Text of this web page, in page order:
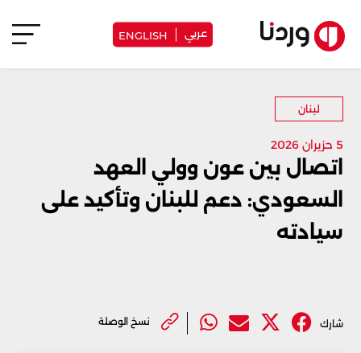
عربي ENGLISH
لبنان
5 حزيران 2026
اتصال بين عون وولي العهد
السعودي: دعم للبنان وتأكيد على
سيادته
شارك نسخ الوصلة